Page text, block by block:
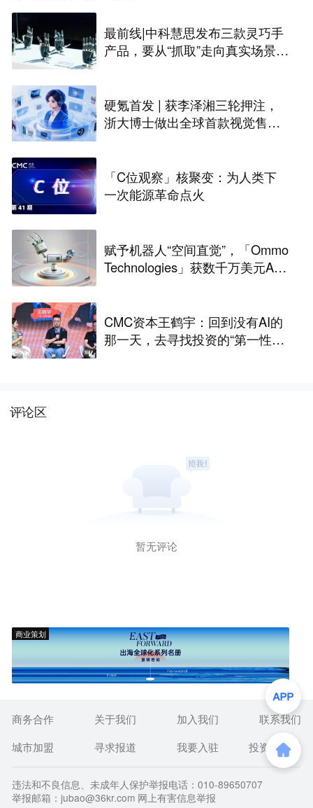
最前线|中科慧思发布三款灵巧手
产品，要从“抓取”走向真实场景作
硬氪首发 | 获李泽湘三轮押注，
浙大博士做出全球首款视觉售后
「C位观察」核聚变：为人类下
一次能源革命点火
赋予机器人“空间直觉”，「Ommo
Technologies」获数千万美元A轮
CMC资本王鹤宇：回到没有AI的
那一天，去寻找投资的“第一性原
评论区
暂无评论
商业策划
商务合作 关于我们 加入我们
联系我们
城市加盟
寻求报道 我要入驻 投资者关系
违法和不良信息、未成年人保护举报电话：010-89650707
举报邮箱：jubao@36kr.com 网上有害信息举报